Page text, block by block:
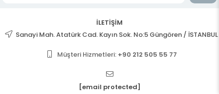
İLETİŞİM
Sanayi Mah. Atatürk Cad. Kayın Sok. No:5 Güngören / İSTANBUL
Müşteri Hizmetleri: +90 212 505 55 77
[email protected]